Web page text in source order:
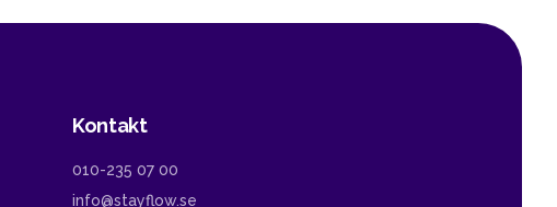
Kontakt
010-235 07 00
info@stayflow.se